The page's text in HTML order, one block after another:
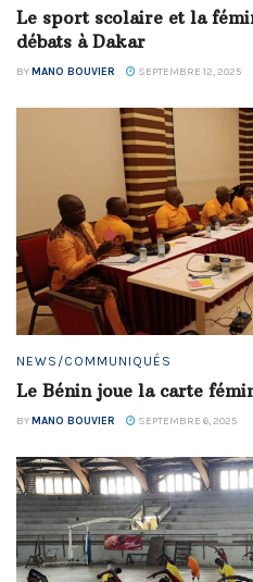
Le sport scolaire et la
débats à Dakar
BYMANO BOUVIER SEPTEMBRE 12, 2025
NEWS/COMMUNIQUÉS
Le Bénin joue la carte
BYMANO BOUVIER SEPTEMBRE 6, 2025